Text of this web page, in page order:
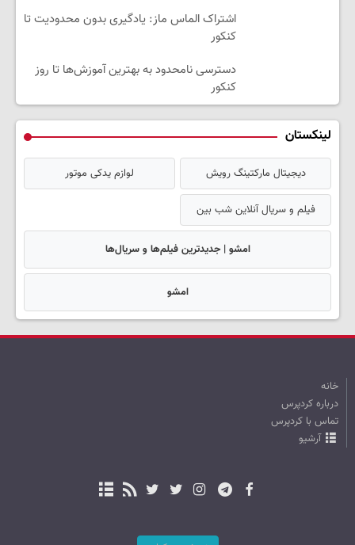
اشتراک الماس ماز: یادگیری بدون محدودیت تا
کنکور
دسترسی نامحدود به بهترین آموزش‌ها تا روز
کنکور
لینکستان
دیجیتال مارکتینگ رویش لوازم یدکی موتور
فیلم و سریال آنلاین شب بین
امشو | جدیدترین فیلم‌ها و سریال‌ها
امشو
خانه
درباره کردپرس
تماس با کردپرس
آرشیو